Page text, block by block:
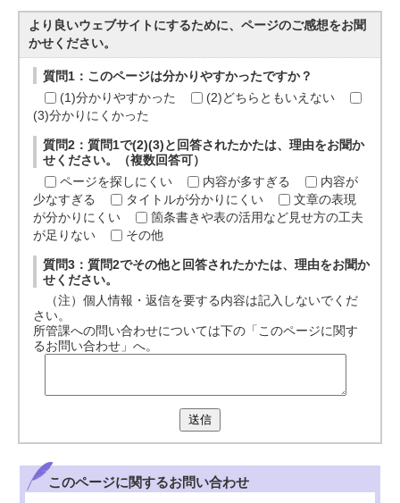
より良いウェブサイトにするために、ページのご感想をお聞
かせください。
質問1：このページは分かりやすかったですか？
(1)分かりやすかった
(2)どちらともいえない
(3)分かりにくかった
質問2：質問1で(2)(3)と回答されたかたは、理由をお聞か
せください。（複数回答可）
ページを探しにくい
内容が多すぎる
内容が
少なすぎる
タイトルが分かりにくい
文章の表現
が分かりにくい
箇条書きや表の活用など見せ方の工夫
が足りない
その他
質問3：質問2でその他と回答されたかたは、理由をお聞か
せください。
（注）個人情報・返信を要する内容は記入しないでくだ
さい。
所管課への問い合わせについては下の「このページに関す
るお問い合わせ」へ。
送信
このページに関するお問い合わせ